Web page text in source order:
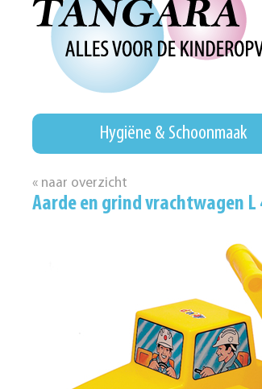
Hygiëne & Schoonmaak
« naar overzicht
Aarde en grind vrachtwagen L